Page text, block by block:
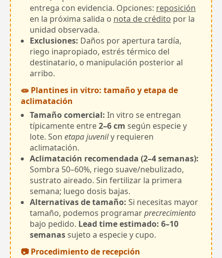
entrega con evidencia. Opciones: reposición
en la próxima salida o nota de crédito por la
unidad observada.
Exclusiones: Daños por apertura tardía,
riego inapropiado, estrés térmico del
destinatario, o manipulación posterior al
arribo.
🧫 Plantines in vitro: tamaño y etapa de
aclimatación
Tamaño comercial: In vitro se entregan
típicamente entre2–6 cm según especie y
lote. Son etapa juvenily requieren
aclimatación.
Aclimatación recomendada (2–4 semanas):
Sombra 50–60%, riego suave/nebulizado,
sustrato aireado. Sin fertilizar la primera
semana; luego dosis bajas.
Alternativas de tamaño: Si necesitas mayor
tamaño, podemos programarprecrecimiento
bajo pedido. Lead time estimado: 6–10
semanassujeto a especie y cupo.
📷 Procedimiento de recepción